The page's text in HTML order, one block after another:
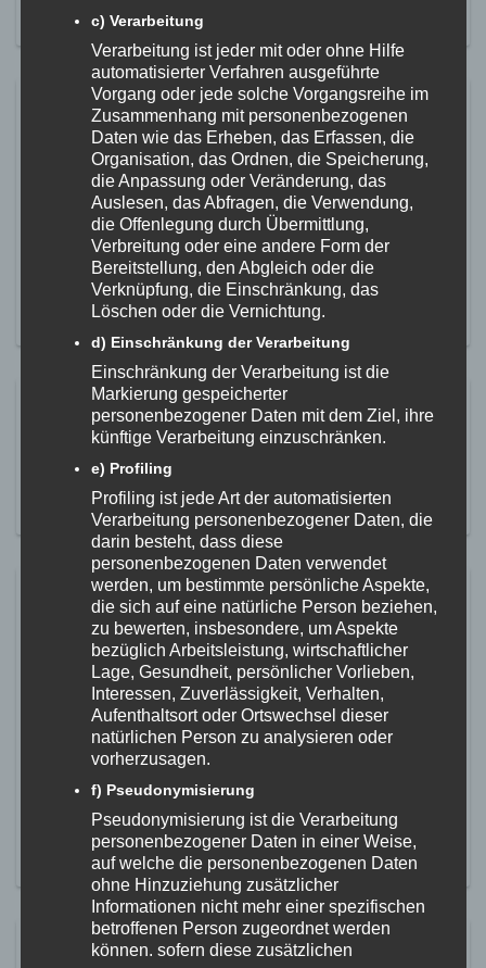
MEHR ERFAHREN
Gaukinderturnfest 2023
15. Juli 2023
Auch in diesem Jahr waren wieder sehr viele Kids aus
unserem Verein beim Gaukinderturnfest des Turngau
Hohenzollern dabei. Dieses Jahr fand das Turnfest am
Samstag, den 08. Juli in Sigmaringendorf statt. Bei
Wettkämpfen, Showprogramm und Spiel war wieder für
Teilnehmer und Zuschauer einiges geboten.
MEHR ERFAHREN
Verein nimmt wieder an der
Aktion „Scheine für Vereine“ teil
27. April 2023
MEHR ERFAHREN
Vereinskleidung bequem über
unseren Shop bestellen
20. März 2023
Wir freuen uns, euch mitteilen zu können, dass wir in
Kooperation mit 11teamsports in Hohentengen ab sofort
einen Vereinsshop mit unserer Vereinsbekleidung betreiben.
Das heißt, wer gerne ein Vereins-T-Shirt oder eine Jacke in
unserer Vereinsfarbe besitzen möchte, kann diese Artikel
nach Fertigstellung in Hohentengen im Shop vor Ort […]
MEHR ERFAHREN
Einladung zur
c) Verarbeitung
Verarbeitung ist jeder mit oder ohne Hilfe
automatisierter Verfahren ausgeführte
Vorgang oder jede solche Vorgangsreihe im
Zusammenhang mit personenbezogenen
Daten wie das Erheben, das Erfassen, die
Organisation, das Ordnen, die Speicherung,
die Anpassung oder Veränderung, das
Auslesen, das Abfragen, die Verwendung,
die Offenlegung durch Übermittlung,
Verbreitung oder eine andere Form der
Bereitstellung, den Abgleich oder die
Verknüpfung, die Einschränkung, das
Löschen oder die Vernichtung.
d) Einschränkung der Verarbeitung
Einschränkung der Verarbeitung ist die
Markierung gespeicherter
personenbezogener Daten mit dem Ziel, ihre
künftige Verarbeitung einzuschränken.
e) Profiling
Profiling ist jede Art der automatisierten
Verarbeitung personenbezogener Daten, die
darin besteht, dass diese
personenbezogenen Daten verwendet
werden, um bestimmte persönliche Aspekte,
die sich auf eine natürliche Person beziehen,
zu bewerten, insbesondere, um Aspekte
bezüglich Arbeitsleistung, wirtschaftlicher
Lage, Gesundheit, persönlicher Vorlieben,
Interessen, Zuverlässigkeit, Verhalten,
Aufenthaltsort oder Ortswechsel dieser
natürlichen Person zu analysieren oder
vorherzusagen.
f) Pseudonymisierung
Pseudonymisierung ist die Verarbeitung
personenbezogener Daten in einer Weise,
auf welche die personenbezogenen Daten
ohne Hinzuziehung zusätzlicher
Informationen nicht mehr einer spezifischen
betroffenen Person zugeordnet werden
können, sofern diese zusätzlichen